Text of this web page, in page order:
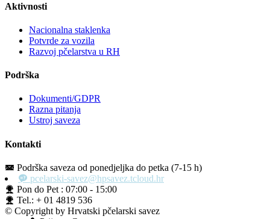
Aktivnosti
Nacionalna staklenka
Potvrde za vozila
Razvoj pčelarstva u RH
Podrška
Dokumenti/GDPR
Razna pitanja
Ustroj saveza
Kontakti
Podrška saveza od ponedjeljka do petka (7-15 h)
pcelarski-savez@hpsavez.tcloud.hr
Pon do Pet : 07:00 - 15:00
Tel.: + 01 4819 536
© Copyright by Hrvatski pčelarski savez